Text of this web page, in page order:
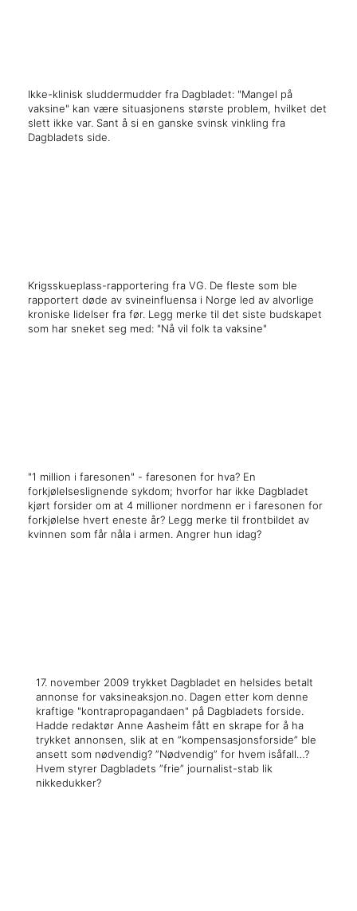
Ikke-klinisk sluddermudder fra Dagbladet: "Mangel på
vaksine" kan være situasjonens største problem, hvilket det
slett ikke var. Sant å si en ganske svinsk vinkling fra
Dagbladets side.
Krigsskueplass-rapportering fra VG. De fleste som ble
rapportert døde av svineinfluensa i Norge led av alvorlige
kroniske lidelser fra før. Legg merke til det siste budskapet
som har sneket seg med: "Nå vil folk ta vaksine"
"1 million i faresonen" - faresonen for hva? En
forkjølelseslignende sykdom; hvorfor har ikke Dagbladet
kjørt forsider om at 4 millioner nordmenn er i faresonen for
forkjølelse hvert eneste år? Legg merke til frontbildet av
kvinnen som får nåla i armen. Angrer hun idag?
17. november 2009 trykket Dagbladet en helsides betalt
annonse for vaksineaksjon.no. Dagen etter kom denne
kraftige "kontrapropagandaen" på Dagbladets forside.
Hadde redaktør Anne Aasheim fått en skrape for å ha
trykket annonsen, slik at en ”kompensasjonsforside” ble
ansett som nødvendig? ”Nødvendig” for hvem isåfall…?
Hvem styrer Dagbladets ”frie” journalist-stab lik
nikkedukker?